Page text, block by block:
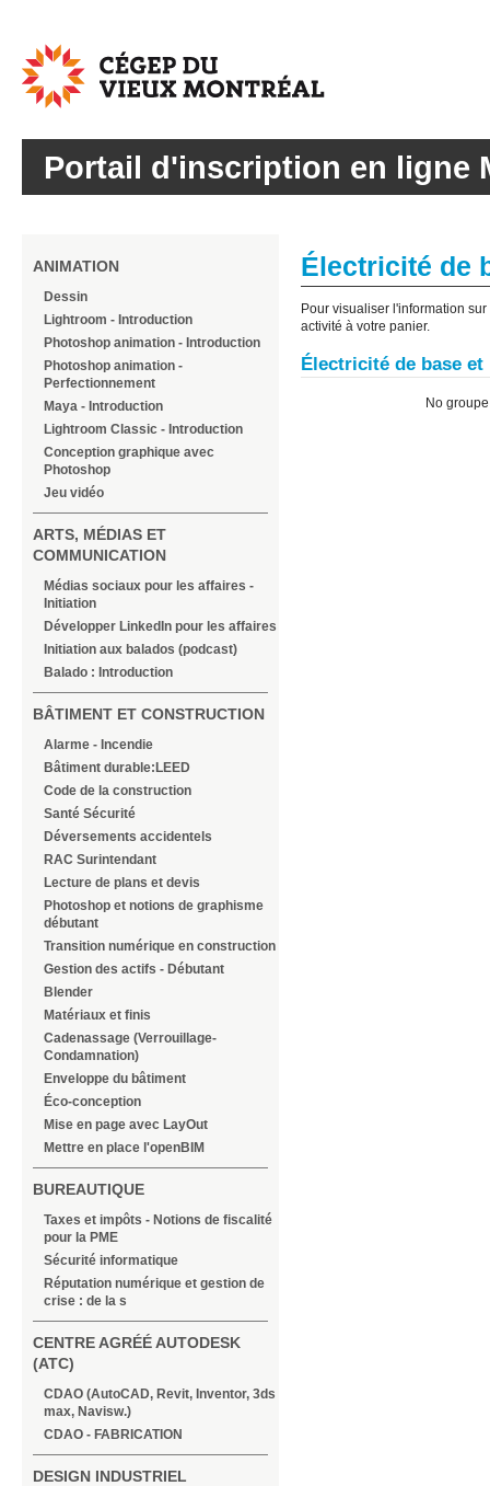
Cégep
du
Vieux
Montréal
Portail d'inscription en ligne
ANIMATION
Dessin
Lightroom - Introduction
Photoshop animation - Introduction
Photoshop animation -
Perfectionnement
Maya - Introduction
Lightroom Classic - Introduction
Conception graphique avec
Photoshop
Jeu vidéo
ARTS, MÉDIAS ET
COMMUNICATION
Médias sociaux pour les affaires -
Initiation
Développer LinkedIn pour les affaires
Initiation aux balados (podcast)
Balado : Introduction
BÂTIMENT ET CONSTRUCTION
Alarme - Incendie
Bâtiment durable:LEED
Code de la construction
Santé Sécurité
Déversements accidentels
RAC Surintendant
Lecture de plans et devis
Photoshop et notions de graphisme
débutant
Transition numérique en construction
Gestion des actifs - Débutant
Blender
Matériaux et finis
Cadenassage (Verrouillage-
Condamnation)
Enveloppe du bâtiment
Éco-conception
Mise en page avec LayOut
Mettre en place l'openBIM
BUREAUTIQUE
Taxes et impôts - Notions de fiscalité
pour la PME
Sécurité informatique
Réputation numérique et gestion de
crise : de la s
CENTRE AGRÉÉ AUTODESK
(ATC)
CDAO (AutoCAD, Revit, Inventor, 3ds
max, Navisw.)
CDAO - FABRICATION
DESIGN INDUSTRIEL
Électricité de
Pour visualiser l'information
activité à votre panier.
Électricité de base
No